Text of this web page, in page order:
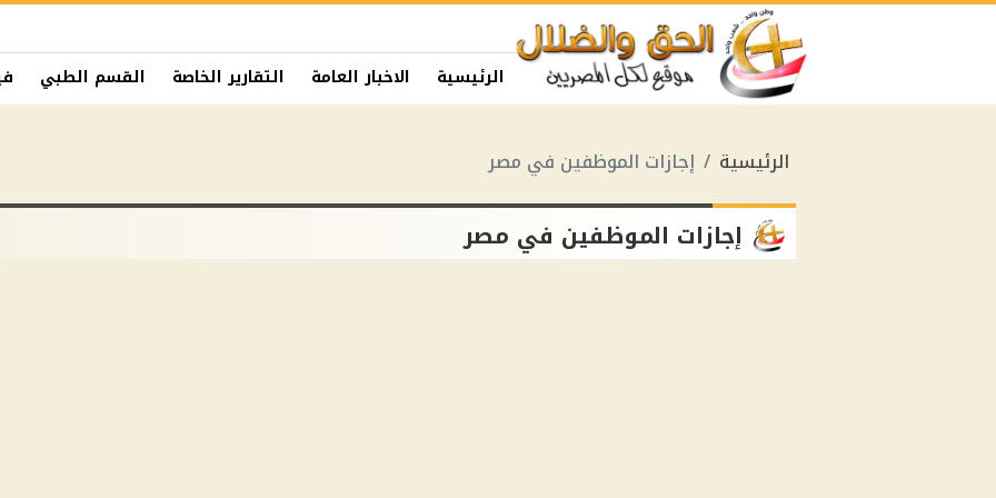
الرئيسية الاخبار العامة التقارير الخاصة القسم الطبي
الرئيسية إجازات الموظفين في مصر
إجازات الموظفين في مصر